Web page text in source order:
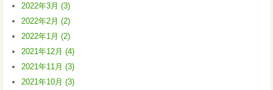
2022年3月 (3)
2022年2月 (2)
2022年1月 (2)
2021年12月 (4)
2021年11月 (3)
2021年10月 (3)